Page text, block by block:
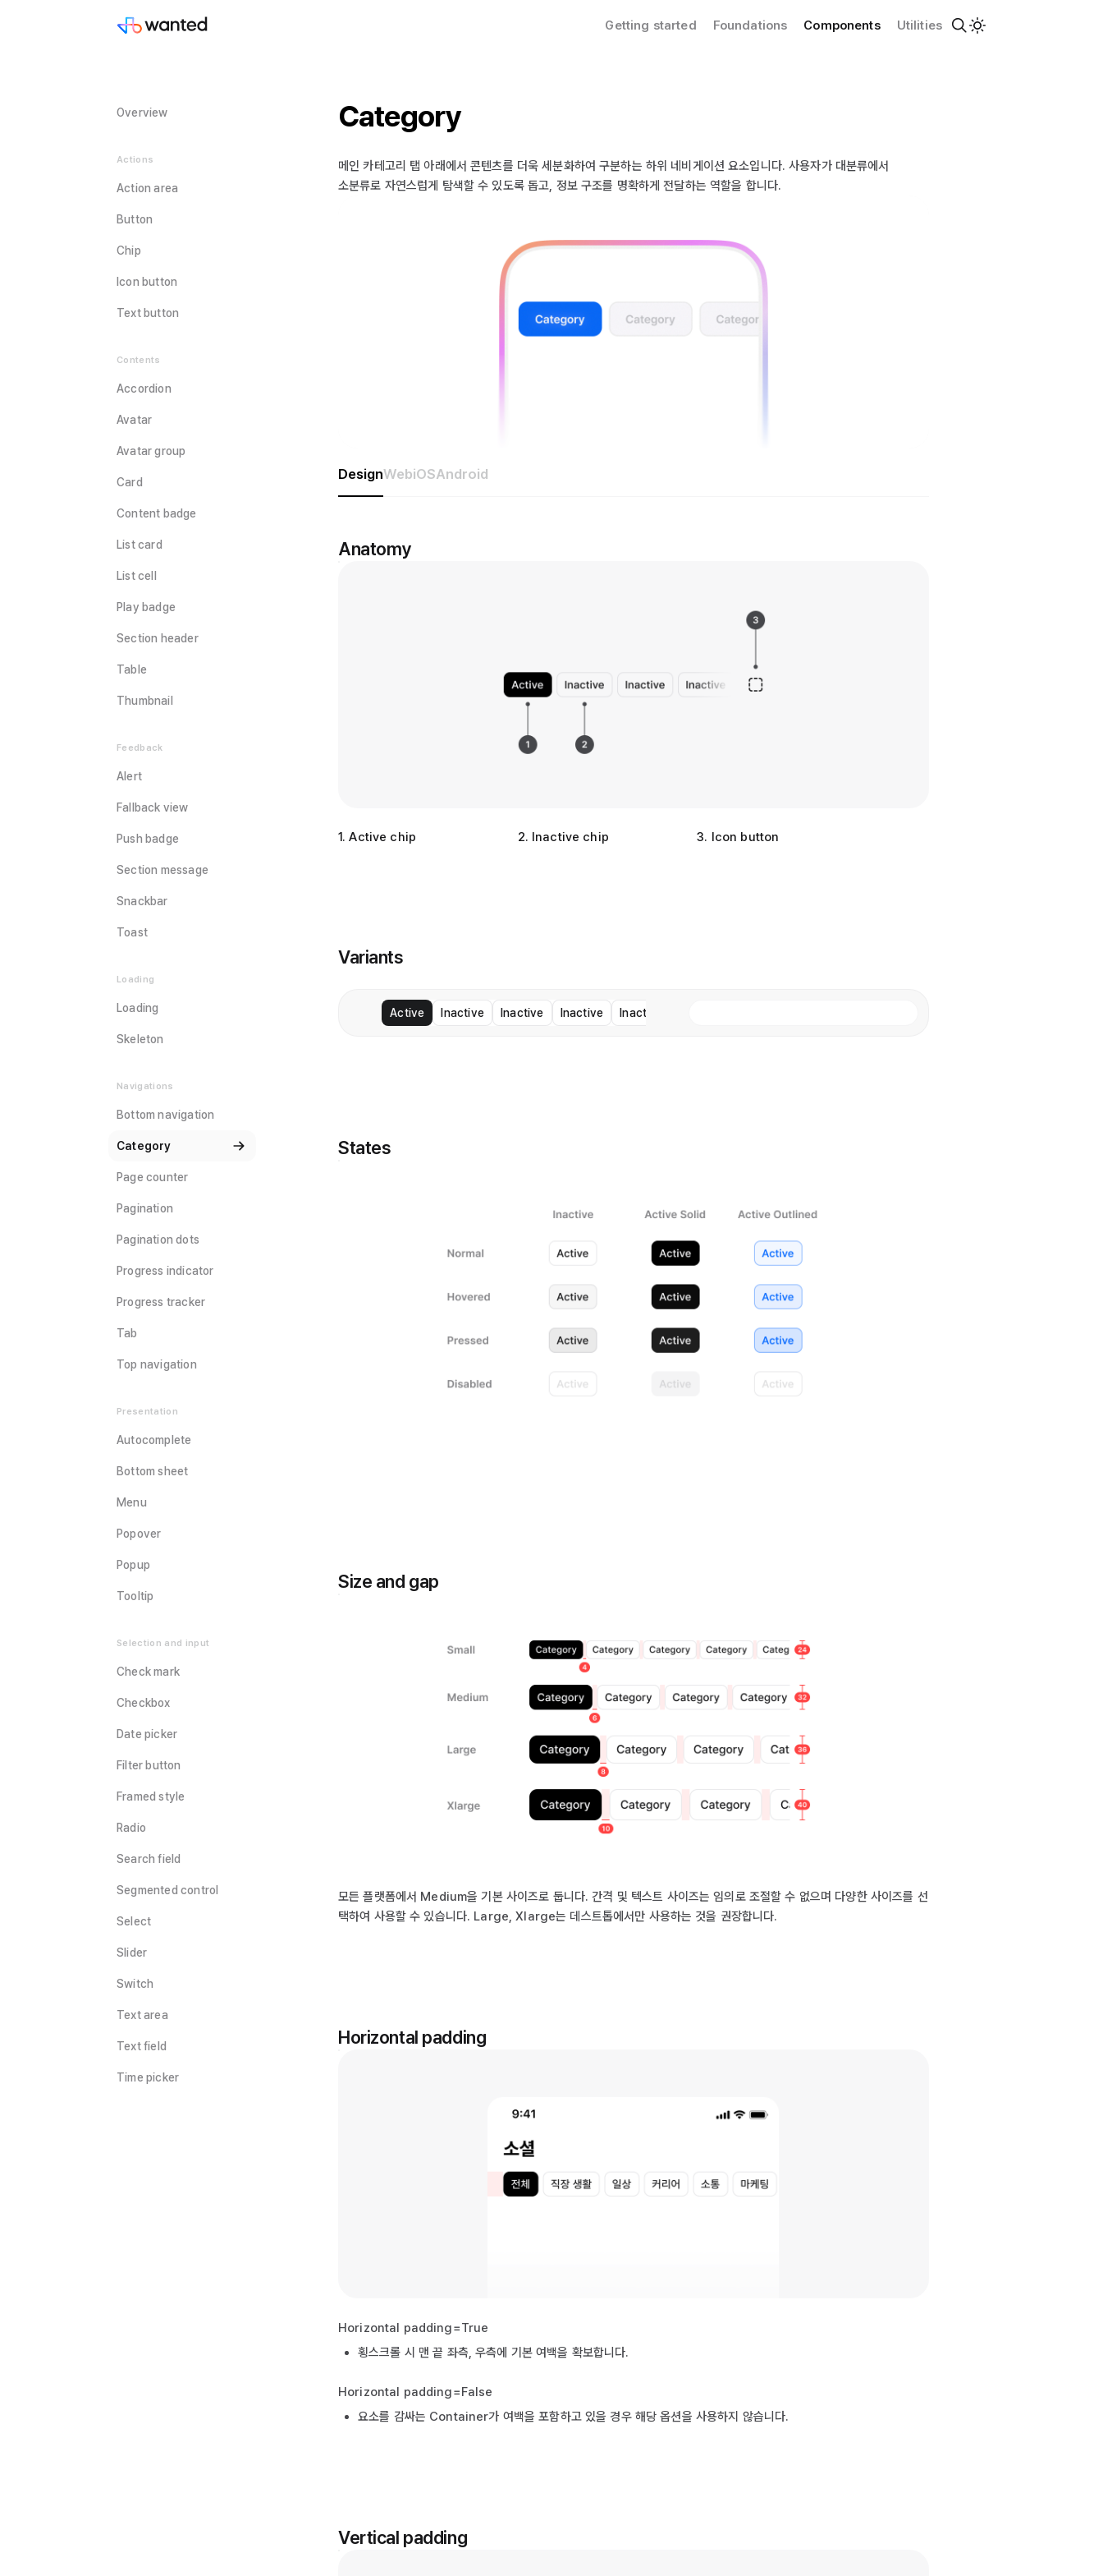
Getting started Foundations Components Utilities
Overview
Actions
Action area
Button
Chip
Icon button
Text button
Contents
Accordion
Avatar
Avatar group
Card
Content badge
List card
List cell
Play badge
Section header
Table
Thumbnail
Feedback
Alert
Fallback view
Push badge
Section message
Snackbar
Toast
Loading
Loading
Skeleton
Navigations
Bottom navigation
Category
Page counter
Pagination
Pagination dots
Progress indicator
Progress tracker
Tab
Top navigation
Presentation
Autocomplete
Bottom sheet
Menu
Popover
Popup
Tooltip
Selection and input
Check mark
Checkbox
Date picker
Filter button
Framed style
Radio
Search field
Segmented control
Select
Slider
Switch
Text area
Text field
Time picker
Category
메인 카테고리 탭 아래에서 콘텐츠를 더욱 세분화하여 구분하는 하위 네비게이션 요소입니다. 사용자가 대분류에서
소분류로 자연스럽게 탐색할 수 있도록 돕고, 정보 구조를 명확하게 전달하는 역할을 합니다.
DesignWebiOSAndroid
Anatomy
1.Active chip 2. Inactive chip 3. Icon button
Variants
Active Inactive Inactive Inactive
Inactive
Vertical padding
False
Icon button
True
States
Size and gap
모든 플랫폼에서 Medium을 기본 사이즈로 둡니다. 간격 및 텍스트 사이즈는 임의로 조절할 수 없으며 다양한 사이즈를 선
택하여 사용할 수 있습니다. Large, Xlarge는 데스트톱에서만 사용하는 것을 권장합니다.
Horizontal padding
Horizontal padding=True
횡스크롤 시 맨 끝 좌측, 우측에 기본 여백을 확보합니다.
Horizontal padding=False
요소를 감싸는 Container가 여백을 포함하고 있을 경우 해당 옵션을 사용하지 않습니다.
Vertical padding